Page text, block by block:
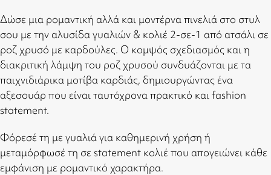
Δώσε μια ρομαντική αλλά και μοντέρνα πινελιά στο στυλ
σου με την αλυσίδα γυαλιών & κολιέ 2-σε-1 από ατσάλι σε
ροζ χρυσό με καρδούλες. Ο κομψός σχεδιασμός και η
διακριτική λάμψη του ροζ χρυσού συνδυάζονται με τα
παιχνιδιάρικα μοτίβα καρδιάς, δημιουργώντας ένα
αξεσουάρ που είναι ταυτόχρονα πρακτικό και fashion
statement.
Φόρεσέ τη με γυαλιά για καθημερινή χρήση ή
μεταμόρφωσέ τη σε statement κολιέ που απογειώνει κάθε
εμφάνιση με ρομαντικό χαρακτήρα.